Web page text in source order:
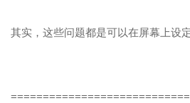
其实，这些问题都是可以在屏幕上设